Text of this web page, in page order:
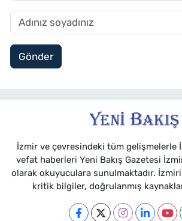
Gönder
İzmir ve çevresindeki tüm gelişmelerle
vefat haberleri Yeni Bakış Gazetesi
olarak okuyuculara sunulmaktadır.
kritik bilgiler, doğrulanmış